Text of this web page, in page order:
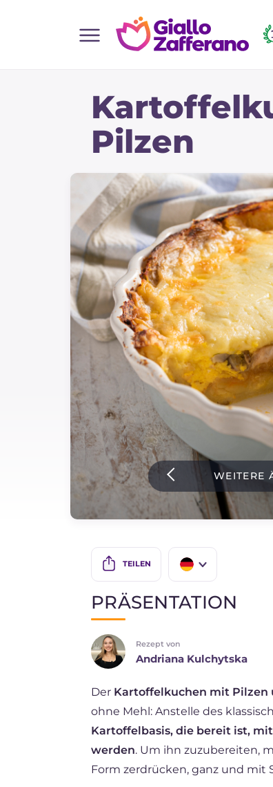
Pizza und focaccia
Kuchen und Backwaren
Neueste rezepte
IT Website
Instagram
YouTube
Pilzen
WEITERE
TEILEN
BR
NL
PRÄSENTATION
Rezept von
Andriana Kulchytska
Der Kartoffelkuchen mit Pilzen
ohne Mehl: Anstelle des
Kartoffelbasis, die bereit ist,
werden. Um ihn zuzubereiten,
Form zerdrücken, ganz und mit